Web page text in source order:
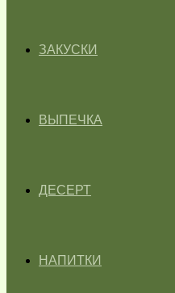
ЗАКУСКИ
ВЫПЕЧКА
ДЕСЕРТ
НАПИТКИ